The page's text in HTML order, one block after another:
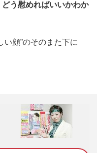
う慰めればいいかわか
顔”のそのまた下に